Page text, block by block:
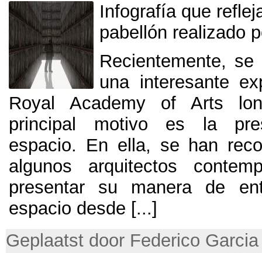
Infografía que
pabellón realizado
Recientemente, se
una interesante
Royal Academy of Arts
principal motivo es la
espacio. En ella, se han
algunos arquitectos
presentar su manera de
espacio desde [...]
Geplaatst door Federico